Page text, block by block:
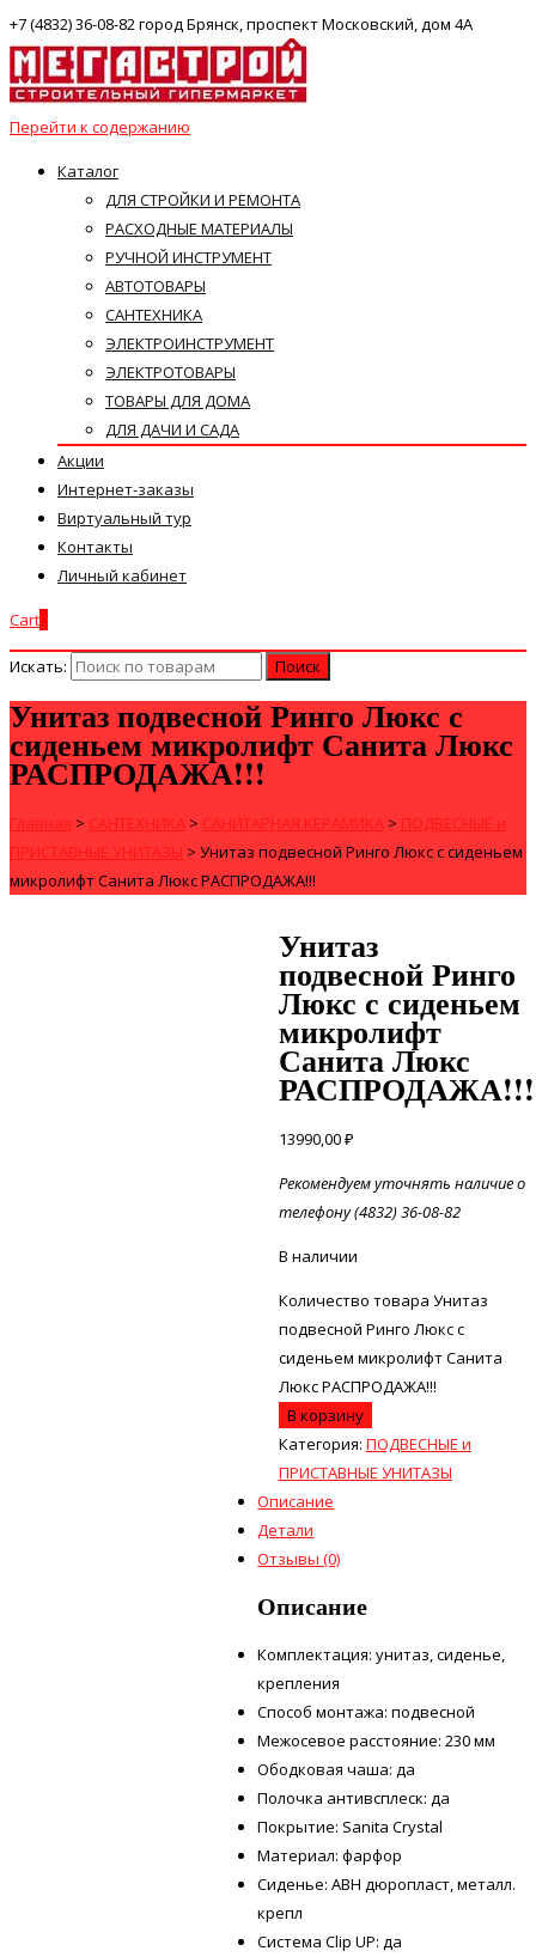
+7 (4832) 36-08-82 город Брянск, проспект Московский, дом 4А
Перейти к содержанию
Каталог
ДЛЯ СТРОЙКИ И РЕМОНТА
РАСХОДНЫЕ МАТЕРИАЛЫ
РУЧНОЙ ИНСТРУМЕНТ
АВТОТОВАРЫ
САНТЕХНИКА
ЭЛЕКТРОИНСТРУМЕНТ
ЭЛЕКТРОТОВАРЫ
ТОВАРЫ ДЛЯ ДОМА
ДЛЯ ДАЧИ И САДА
Акции
Интернет-заказы
Виртуальный тур
Контакты
Личный кабинет
Cart
Искать:
Унитаз подвесной Ринго Люкс с
сиденьем микролифт Санита Люкс
РАСПРОДАЖА!!!
Главная > САНТЕХНИКА > САНИТАРНАЯ КЕРАМИКА > ПОДВЕСНЫЕ и
ПРИСТАВНЫЕ УНИТАЗЫ > Унитаз подвесной Ринго Люкс с сиденьем
микролифт Санита Люкс РАСПРОДАЖА!!!
Унитаз
подвесной Ринго
Люкс с сиденьем
микролифт
Санита Люкс
РАСПРОДАЖА!!!
13990,00₽
Рекомендуем уточнять наличие о
телефону (4832) 36-08-82
В наличии
Количество товара Унитаз
подвесной Ринго Люкс с
сиденьем микролифт Санита
Люкс РАСПРОДАЖА!!!
В корзину
Категория: ПОДВЕСНЫЕ и
ПРИСТАВНЫЕ УНИТАЗЫ
Описание
Детали
Отзывы (0)
Описание
Комплектация: унитаз, сиденье,
крепления
Способ монтажа: подвесной
Межосевое расстояние: 230 мм
Ободковая чаша: да
Полочка антивсплеск: да
Покрытие: Sanita Crystal
Материал: фарфор
Сиденье: ABH дюропласт, металл.
крепл
Система Clip UP: да